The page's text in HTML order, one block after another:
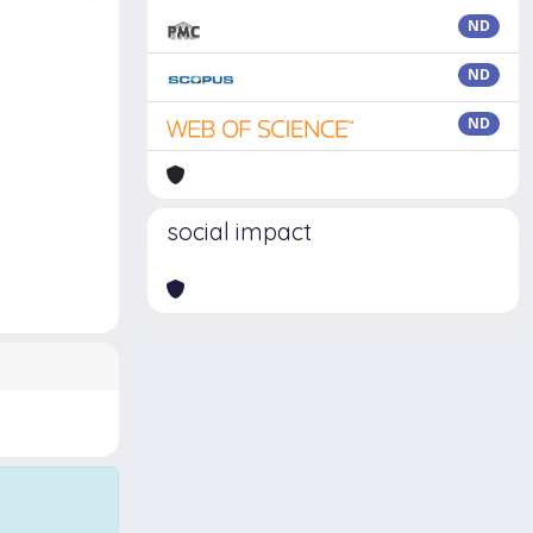
ND
ND
ND
social impact